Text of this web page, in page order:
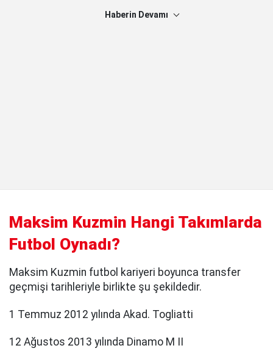
Haberin Devamı
Maksim Kuzmin Hangi Takımlarda
Futbol Oynadı?
Maksim Kuzmin futbol kariyeri boyunca transfer
geçmişi tarihleriyle birlikte şu şekildedir.
1 Temmuz 2012 yılında Akad. Togliatti
12 Ağustos 2013 yılında Dinamo M II